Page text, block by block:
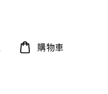
購物車